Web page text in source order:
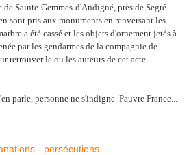
Sainte-Gemmes-d'Andigné, près de Segré.
sont pris aux monuments en renversant les
a été cassé et les objets d'ornement jetés à
par les gendarmes de la compagnie de
retrouver le ou les auteurs de cet acte
parle, personne ne s'indigne. Pauvre France...
- persécutions